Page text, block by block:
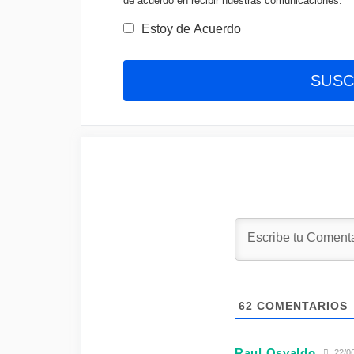
Estoy de Acuerdo
62 COMENTARIOS
22/